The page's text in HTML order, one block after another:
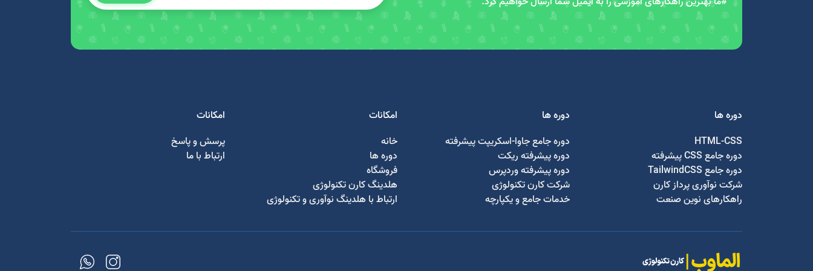
دوره ها
HTML-CSS
دوره جامع CSS پیشرفته
دوره جامع TailwindCSS
شرکت نوآوری پرداز کارن
راهکارهای نوین صنعت
دوره ها
دوره جامع جاوا-اسکریپت پیشرفته
دوره پیشرفته ریکت
دوره پیشرفته وردپرس
شرکت کارن تکنولوژی
خدمات جامع و یکپارچه
امکانات
خانه
دوره ها
فروشگاه
هلدینگ کارن تکنولوژی
ارتباط با هلدینگ نوآوری و تکنولوژی
امکانات
پرسش و پاسخ
ارتباط با ما